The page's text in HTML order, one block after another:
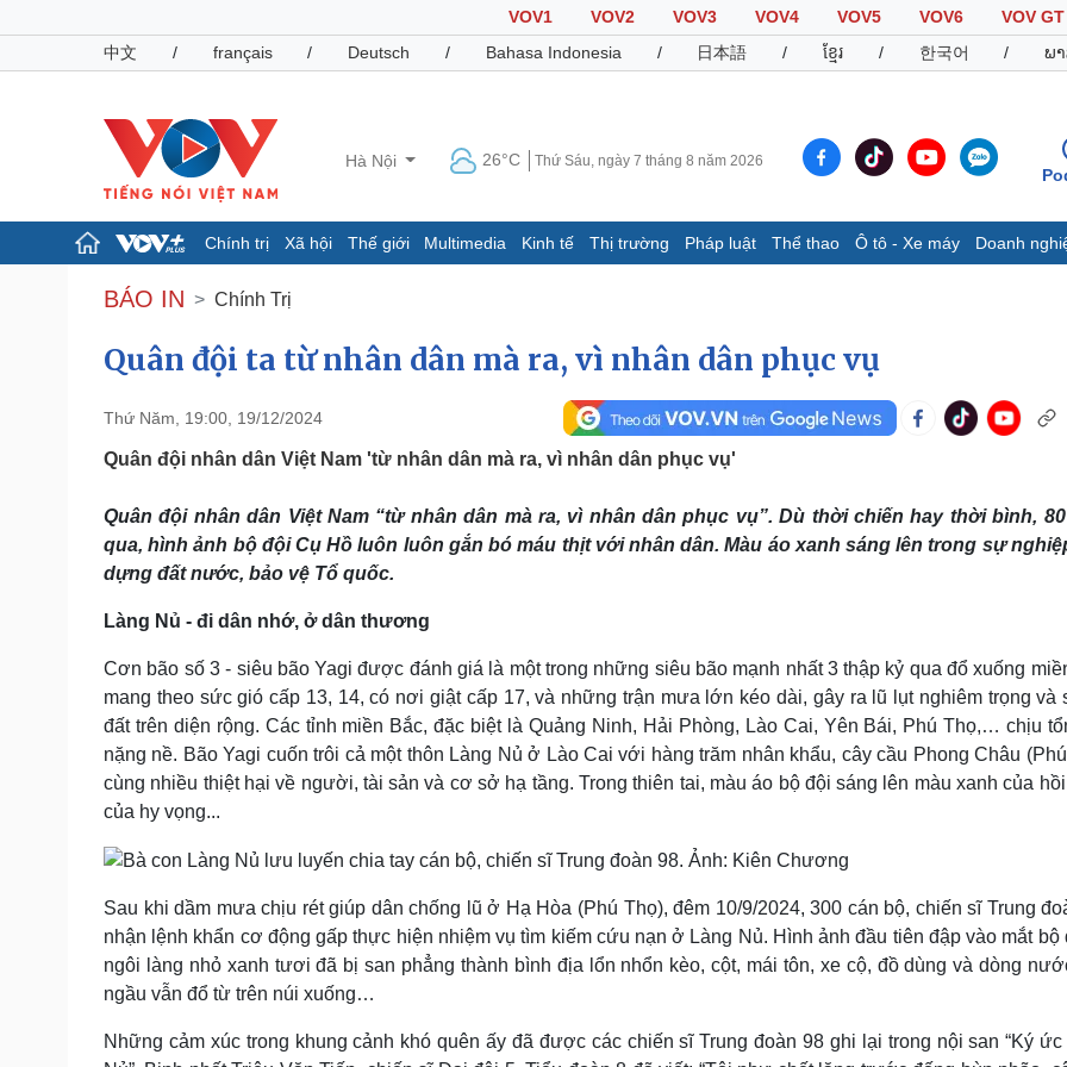
VOV1 VOV2 VOV3 VOV4 VOV5 VOV6
VOV GT
中文
/ français / Deutsch / Bahasa Indonesia / 日本語 / ខ្មែរ / 한국어 / ພ
Hà Nội 26°C Thứ Sáu, ngày 7 tháng 8 năm 2026
Chính trị Xã hội Thế giới Multimedia Kinh tế Thị trường Pháp luật Thể thao Ô tô - Xe máy Doanh
Chính trị
Tổ chức nhân sự
Quốc hội
Dự báo thời tiết
Giáo dục
Biển đảo
Cuộc sống đó đây
Hồ sơ
E-Magazine
Infographic
Vụ án
Tin nóng
Tư vấn luật
Vũ khí
Việt Nam
Phân tích
Bóng đá
Lịch thi đấu bóng đá
Ô tô
Xe máy
Sức khỏe
Dinh dưỡng - món ngon
Cây thuốc
Sản phụ khoa
Nhi khoa
Nam khoa
Làm đẹp - giảm cân
Phòng mạch online
Ăn sạch sống khỏe
Đời sống
Nhà đẹp
Blog
Tình yêu - Gia đình
Văn hóa
Sân khấu - Điện ảnh
Văn học
Âm nhạc
Giải trí
Nghệ sĩ
Thời trang
Sao Việt
Cải chính
BÁO IN Chính Trị
Quân đội ta từ nhân dân mà ra, vì nhân dân phục vụ
Thứ Năm, 19:00, 19/12/2024
Quân đội nhân dân Việt Nam 'từ nhân dân mà ra, vì nhân dân phục vụ'
Quân đội nhân dân Việt Nam “từ nhân dân mà ra, vì nhân dân phục vụ”. Dù thời chiến hay thời bình,
qua, hình ảnh bộ đội Cụ Hồ luôn luôn gắn bó máu thịt với nhân dân. Màu áo xanh sáng lên trong sự
dựng đất nước, bảo vệ Tổ quốc.
Làng Nủ - đi dân nhớ, ở dân thương
Cơn bão số 3 - siêu bão Yagi được đánh giá là một trong những siêu bão mạnh nhất 3 thập kỷ qua đổ xuống
mang theo sức gió cấp 13, 14, có nơi giật cấp 17, và những trận mưa lớn kéo dài, gây ra lũ lụt nghiêm trọng và
đất trên diện rộng. Các tỉnh miền Bắc, đặc biệt là Quảng Ninh, Hải Phòng, Lào Cai, Yên Bái, Phú Thọ,… chịu
nặng nề. Bão Yagi cuốn trôi cả một thôn Làng Nủ ở Lào Cai với hàng trăm nhân khẩu, cây cầu Phong Châu
cùng nhiều thiệt hại về người, tài sản và cơ sở hạ tầng. Trong thiên tai, màu áo bộ đội sáng lên màu xanh của
của hy vọng...
Sau khi dầm mưa chịu rét giúp dân chống lũ ở Hạ Hòa (Phú Thọ), đêm 10/9/2024, 300 cán bộ, chiến sĩ Trung
nhận lệnh khẩn cơ động gấp thực hiện nhiệm vụ tìm kiếm cứu nạn ở Làng Nủ. Hình ảnh đầu tiên đập vào mắt bộ
ngôi làng nhỏ xanh tươi đã bị san phẳng thành bình địa lổn nhổn kèo, cột, mái tôn, xe cộ, đồ dùng và dòng
ngầu vẫn đổ từ trên núi xuống…
Những cảm xúc trong khung cảnh khó quên ấy đã được các chiến sĩ Trung đoàn 98 ghi lại trong nội san “Ký ức